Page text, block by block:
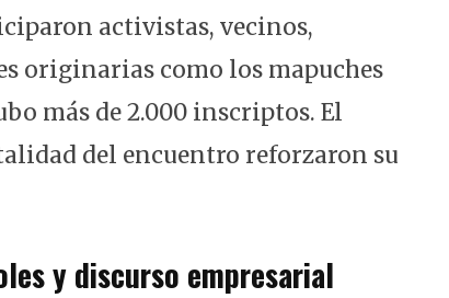
activistas, vecinos,
originarias como los mapuches
más de 2.000 inscriptos. El
del encuentro reforzaron su
y discurso empresarial